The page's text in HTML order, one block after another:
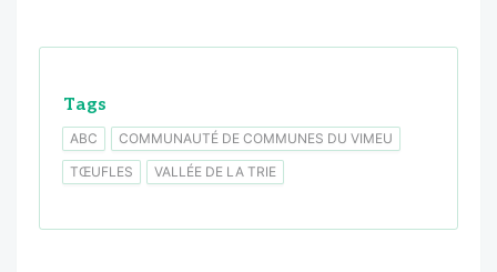
Tags
ABC
COMMUNAUTÉ DE COMMUNES DU VIMEU
TŒUFLES
VALLÉE DE LA TRIE